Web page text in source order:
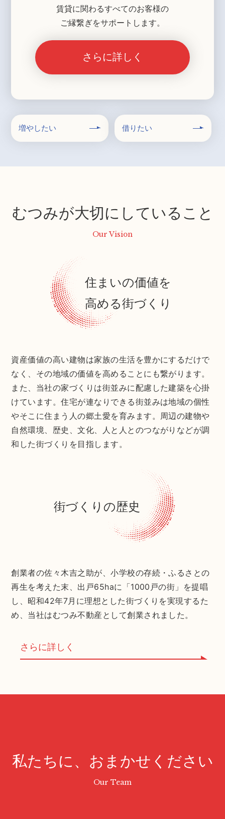
賃貸に関わるすべてのお客様の
ご縁繋ぎをサポートします。
さらに詳しく
増やしたい 借りたい
むつみが大切にしていること
Our Vision
住まいの価値を
高める街づくり
資産価値の高い建物は家族の生活を豊かにするだけで
なく、その地域の価値を高めることにも繋がります。
また、当社の家づくりは街並みに配慮した建築を心掛
けています。住宅が連なりできる街並みは地域の個性
やそこに住まう人の郷土愛を育みます。周辺の建物や
自然環境、歴史、文化、人と人とのつながりなどが調
和した街づくりを目指します。
街づくりの歴史
創業者の佐々木吉之助が、小学校の存続・ふるさとの
再生を考えた末、出戸65haに「1000戸の街」を提唱
し、昭和42年7月に理想とした街づくりを実現するた
め、当社はむつみ不動産として創業されました。
さらに詳しく
私たちに、おまかせください
Our Team